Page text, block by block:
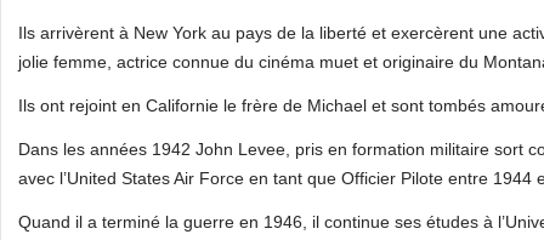
Ils arrivèrent à New York au pays de la liberté et exercèrent une
jolie femme, actrice connue du cinéma muet et originaire du
Ils ont rejoint en Californie le frère de Michael et sont tombés
Dans les années 1942 John Levee, pris en formation militaire sort
avec l’United States Air Force en tant que Officier Pilote entre 1944
Quand il a terminé la guerre en 1946, il continue ses études à